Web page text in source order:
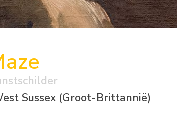
Sussex (Groot-Brittannië)